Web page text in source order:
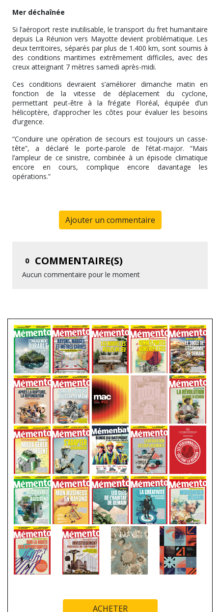
Mer déchaînée
Si l’aéroport reste inutilisable, le transport du fret humanitaire
depuis La Réunion vers Mayotte devient problématique. Les
deux territoires, séparés par plus de 1.400 km, sont soumis à
des conditions maritimes extrêmement difficiles, avec des
creux atteignant 7 mètres samedi après-midi.
Ces conditions devraient s’améliorer dimanche matin en
fonction de la vitesse de déplacement du cyclone,
permettant peut-être à la frégate Floréal, équipée d’un
hélicoptère, d’approcher les côtes pour évaluer les besoins
d’urgence.
“Conduire une opération de secours est toujours un casse-
tête”, a déclaré le porte-parole de l’état-major. “Mais
l’ampleur de ce sinistre, combinée à un épisode climatique
encore en cours, complique encore davantage les
opérations.”
Ajouter un commentaire
0 COMMENTAIRE(S)
Aucun commentaire pour le moment
ACHETER